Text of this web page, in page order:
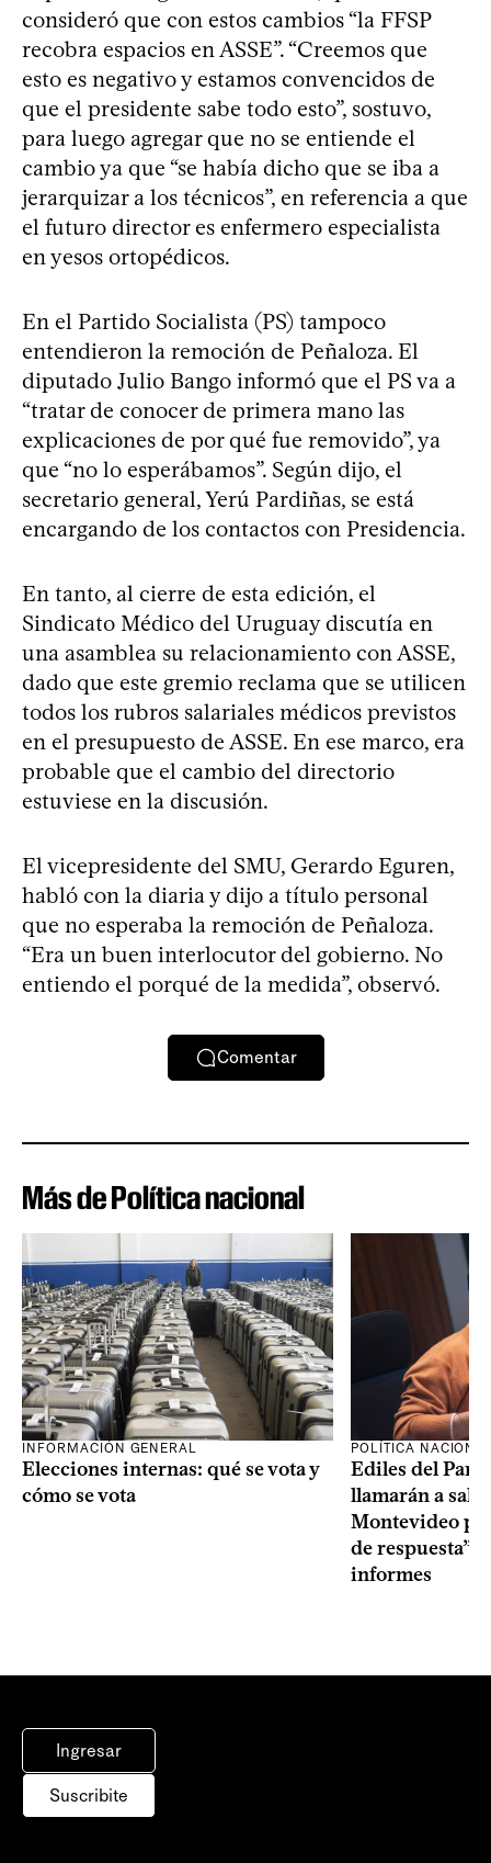
consideró que con estos cambios “la FFSP
recobra espacios en ASSE”. “Creemos que
esto es negativo y estamos convencidos de
que el presidente sabe todo esto”, sostuvo,
para luego agregar que no se entiende el
cambio ya que “se había dicho que se iba a
jerarquizar a los técnicos”, en referencia a que
el futuro director es enfermero especialista
en yesos ortopédicos.
En el Partido Socialista (PS) tampoco
entendieron la remoción de Peñaloza. El
diputado Julio Bango informó que el PS va a
“tratar de conocer de primera mano las
explicaciones de por qué fue removido”, ya
que “no lo esperábamos”. Según dijo, el
secretario general, Yerú Pardiñas, se está
encargando de los contactos con Presidencia.
En tanto, al cierre de esta edición, el
Sindicato Médico del Uruguay discutía en
una asamblea su relacionamiento con ASSE,
dado que este gremio reclama que se utilicen
todos los rubros salariales médicos previstos
en el presupuesto de ASSE. En ese marco, era
probable que el cambio del directorio
estuviese en la discusión.
El vicepresidente del SMU, Gerardo Eguren,
habló con la diaria y dijo a título personal
que no esperaba la remoción de Peñaloza.
“Era un buen interlocutor del gobierno. No
entiendo el porqué de la medida”, observó.
Comentar
Más de Política nacional
INFORMACIÓN GENERAL
Elecciones internas: qué se vota y
cómo se vota
POLÍTICA
Ediles del
llamarán a sala
Montevideo
de respuesta”
informes
Ingresar
Suscribite